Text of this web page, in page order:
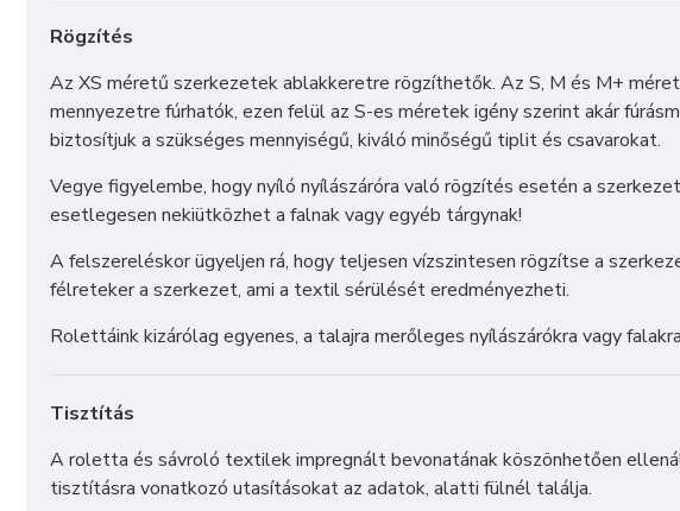
Rögzítés
Az XS méretű szerkezetek ablakkeretre rögzíthetők. Az S, M és M+
mennyezetre fúrhatók, ezen felül az S-es méretek igény szerint akár
biztosítjuk a szükséges mennyiségű, kiváló minőségű tiplit és csavarokat.
Vegye figyelembe, hogy nyíló nyílászáróra való rögzítés esetén a
esetlegesen nekiütközhet a falnak vagy egyéb tárgynak!
A felszereléskor ügyeljen rá, hogy teljesen vízszintesen rögzítse a
félreteker a szerkezet, ami a textil sérülését eredményezheti.
Rolettáink kizárólag egyenes, a talajra merőleges nyílászárókra vagy
Tisztítás
A roletta és sávroló textilek impregnált bevonatának köszönhetően
tisztításra vonatkozó utasításokat az adatok, alatti fülnél találja.